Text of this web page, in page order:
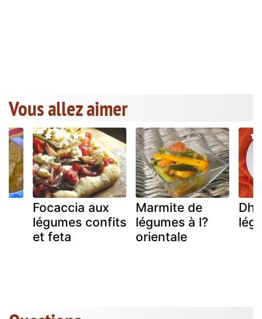
Vous allez aimer
Focaccia aux
légumes confits
et feta
Marmite de
légumes à l?
orientale